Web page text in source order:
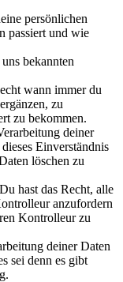
persönlichen
passiert und wie
bekannten
wann immer du
zu
zu bekommen.
deiner
Einverständnis
löschen zu
hast das Recht, alle
anzufordern
Kontrolleur zu
deiner Daten
sei denn es gibt